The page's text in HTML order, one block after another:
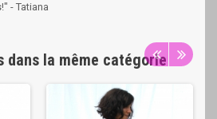
- Tatiana
dans la même catégorie